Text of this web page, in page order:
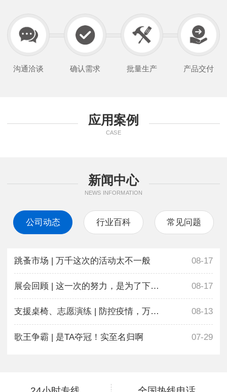
沟通洽谈 确认需求 批量生产 产品交付
应用案例
CASE
新闻中心
NEWS INFORMATION
公司动态 行业百科 常见问题
跳蚤市场 | 万千这次的活动太不一般 08-17
展会回顾 | 这一次的努力，是为了下一次更好地相遇 08-17
支援桌椅、志愿演练 | 防控疫情，万千在行动 08-13
歌王争霸 | 是TA夺冠！实至名归啊 07-29